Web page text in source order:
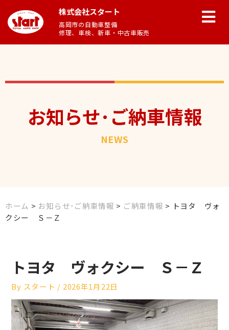
株式会社スタート
高岡市の自動車整備
修理、車検、新車・中古車販売
お知らせ･ご納車情報
NEWS
ホーム > お知らせ･ご納車情報 > ご納車情報 > トヨタ ヴォ
クシー Ｓ－Ｚ
トヨタ ヴォクシー Ｓ－Ｚ
By スタート / 2026年1月22日